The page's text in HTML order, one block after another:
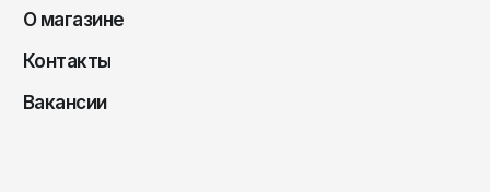
О магазине
Контакты
Вакансии
Якутск
Ярославль